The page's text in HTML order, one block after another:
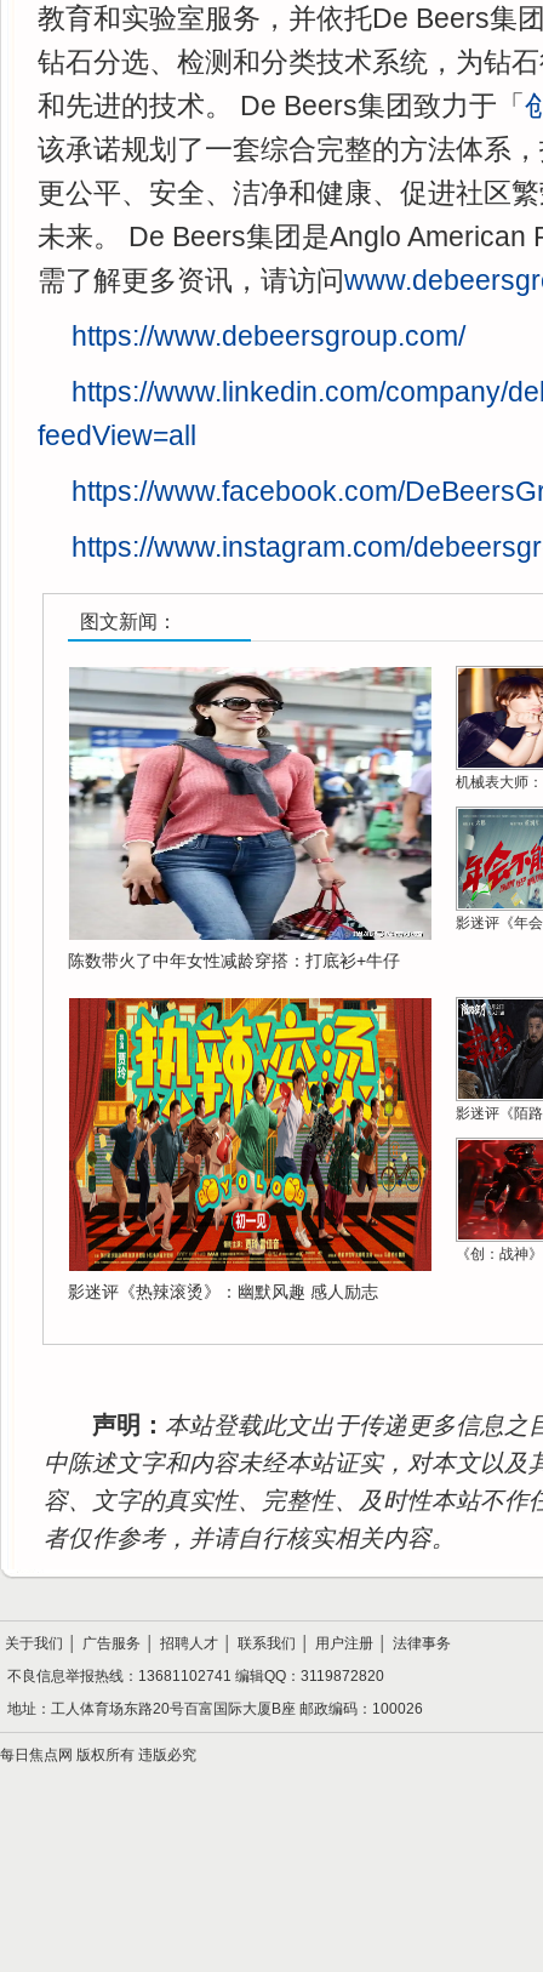
教育和实验室服务，并依托De Beers集
钻石分选、检测和分类技术系统，为钻
和先进的技术。 De Beers集团致力于「
该承诺规划了一套综合完整的方法体系
更公平、安全、洁净和健康、促进社区
未来。 De Beers集团是Anglo American
需了解更多资讯，请访问
https://www.debeersgroup.com/
https://www.linkedin.com/company/
feedView=all
https://www.facebook.com/
https://www.instagram.com/
图文新闻：
陈数带火了中年女性减龄穿搭：打底衫+牛仔
机械表大师
影迷评《年
影迷评《热辣滚烫》：幽默风趣 感人励志
影迷评《陌
《创：战神
声明： 本站登载此文出于传递更多信息之
中陈述文字和内容未经本站证实，对本文以及
容、文字的真实性、完整性、及时性本站不作
者仅作参考，并请自行核实相关内容。
关于我们 广告服务 招聘人才 联系我们 用户注册
法律事务
不良信息举报热线：13681102741 编辑QQ：3119872820
地址：工人体育场东路20号百富国际大厦B座 邮政编码：100026
每日焦点网 版权所有 违版必究